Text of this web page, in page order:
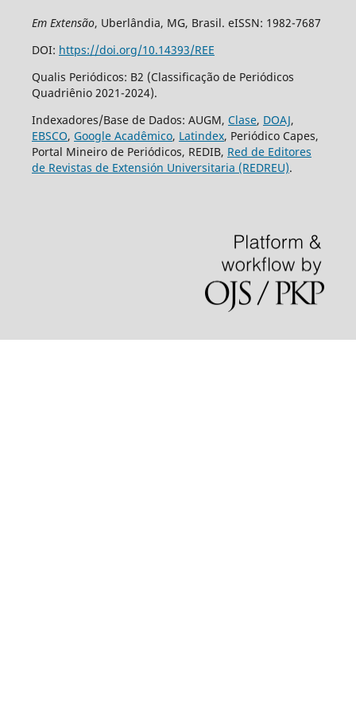
Em Extensão, Uberlândia, MG, Brasil. eISSN: 1982-7687
DOI: https://doi.org/10.14393/REE
Qualis Periódicos: B2 (Classificação de Periódicos
Quadriênio 2021-2024).
Indexadores/Base de Dados: AUGM, Clase, DOAJ,
EBSCO, Google Acadêmico, Latindex, Periódico Capes,
Portal Mineiro de Periódicos, REDIB, Red de Editores
de Revistas de Extensión Universitaria (REDREU).